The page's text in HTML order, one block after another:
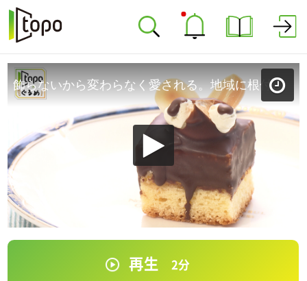
飾らないから変わらなく愛される。地域に根付く甘さ「ガトーオバラ」（若林区連坊小路）#483【topoぐるめ】
再生 2分